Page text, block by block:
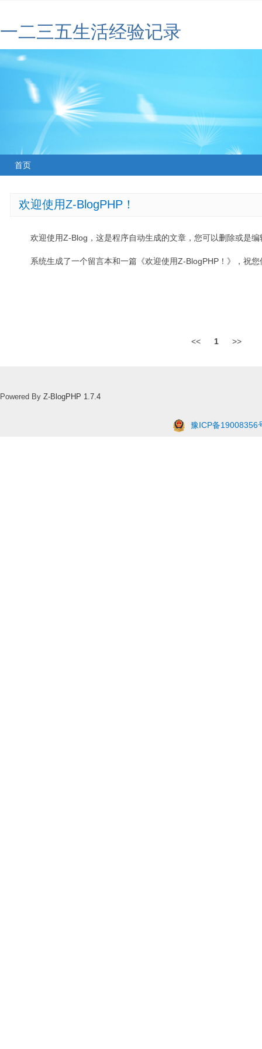
一二三五生活经验记录
首页
欢迎使用Z-BlogPHP！
欢迎使用Z-Blog，这是程序自动生成的文章，您可以删除或是编
系统生成了一个留言本和一篇《欢迎使用Z-BlogPHP！》，祝
<< 1 >>
Powered By Z-BlogPHP 1.7.4
豫ICP备19008356